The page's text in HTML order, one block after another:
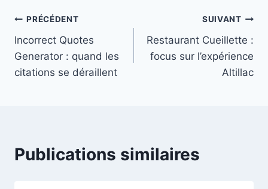
Navigation
de
l’article
PRÉCÉDENT
Incorrect Quotes
Generator : quand les
citations se déraillent
SUIVANT
Restaurant Cueillette :
focus sur l’expérience
Altillac
Publications similaires